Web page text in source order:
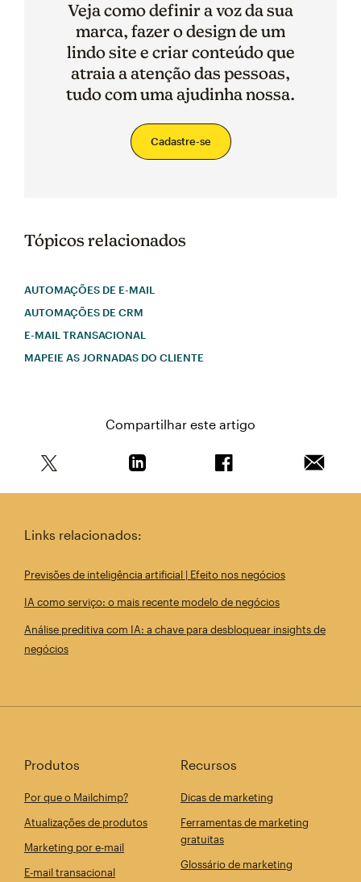
Veja como definir a voz da sua
marca, fazer o design de um
lindo site e criar conteúdo que
atraia a atenção das pessoas,
tudo com uma ajudinha nossa.
Cadastre-se
Tópicos relacionados
AUTOMAÇÕES DE E-MAIL
AUTOMAÇÕES DE CRM
E-MAIL TRANSACIONAL
MAPEIE AS JORNADAS DO CLIENTE
Compartilhar este artigo
Links relacionados:
Previsões de inteligência artificial | Efeito nos negócios
IA como serviço: o mais recente modelo de negócios
Análise preditiva com IA: a chave para desbloquear insights de
negócios
Produtos
Por que o Mailchimp?
Atualizações de produtos
Marketing por e-mail
E-mail transacional
Recursos
Dicas de marketing
Ferramentas de marketing
gratuitas
Glossário de marketing